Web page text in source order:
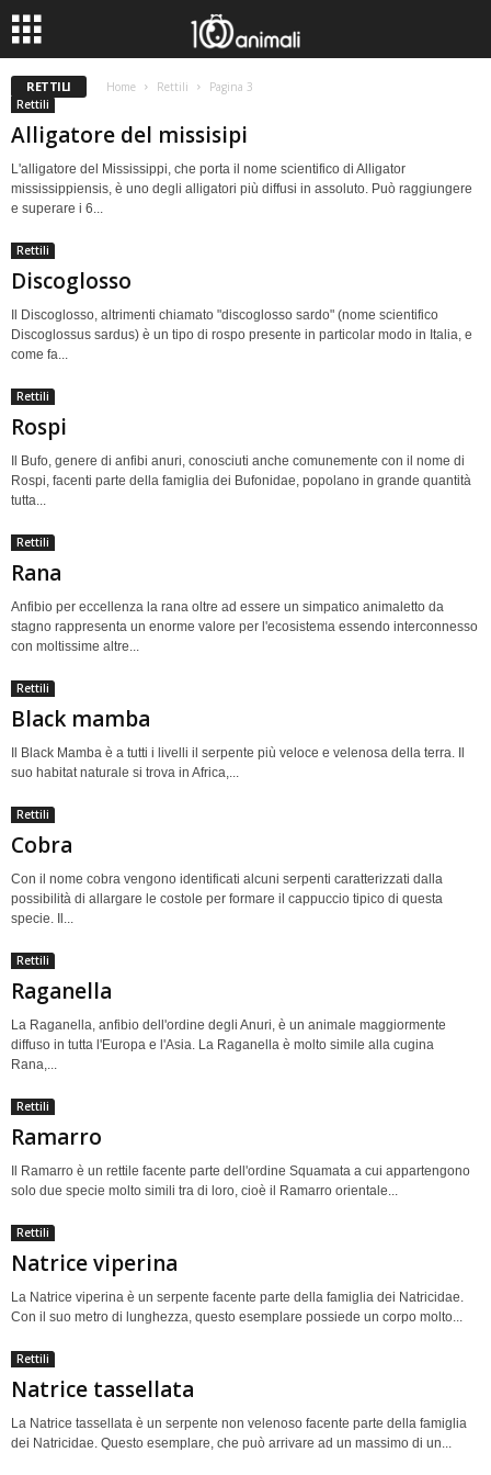
RETTILI Home Rettili
Pagina 3
Rettili
Alligatore del missisipi
L'alligatore del Mississippi, che porta il nome scientifico di Alligator
mississippiensis, è uno degli alligatori più diffusi in assoluto. Può raggiungere
e superare i 6...
Rettili
Discoglosso
Il Discoglosso, altrimenti chiamato "discoglosso sardo" (nome scientifico
Discoglossus sardus) è un tipo di rospo presente in particolar modo in Italia, e
come fa...
Rettili
Rospi
Il Bufo, genere di anfibi anuri, conosciuti anche comunemente con il nome di
Rospi, facenti parte della famiglia dei Bufonidae, popolano in grande quantità
tutta...
Rettili
Rana
Anfibio per eccellenza la rana oltre ad essere un simpatico animaletto da
stagno rappresenta un enorme valore per l'ecosistema essendo interconnesso
con moltissime altre...
Rettili
Black mamba
Il Black Mamba è a tutti i livelli il serpente più veloce e velenosa della terra. Il
suo habitat naturale si trova in Africa,...
Rettili
Cobra
Con il nome cobra vengono identificati alcuni serpenti caratterizzati dalla
possibilità di allargare le costole per formare il cappuccio tipico di questa
specie. Il...
Rettili
Raganella
La Raganella, anfibio dell'ordine degli Anuri, è un animale maggiormente
diffuso in tutta l'Europa e l'Asia. La Raganella è molto simile alla cugina
Rana,...
Rettili
Ramarro
Il Ramarro è un rettile facente parte dell'ordine Squamata a cui appartengono
solo due specie molto simili tra di loro, cioè il Ramarro orientale...
Rettili
Natrice viperina
La Natrice viperina è un serpente facente parte della famiglia dei Natricidae.
Con il suo metro di lunghezza, questo esemplare possiede un corpo molto...
Rettili
Natrice tassellata
La Natrice tassellata è un serpente non velenoso facente parte della famiglia
dei Natricidae. Questo esemplare, che può arrivare ad un massimo di un...